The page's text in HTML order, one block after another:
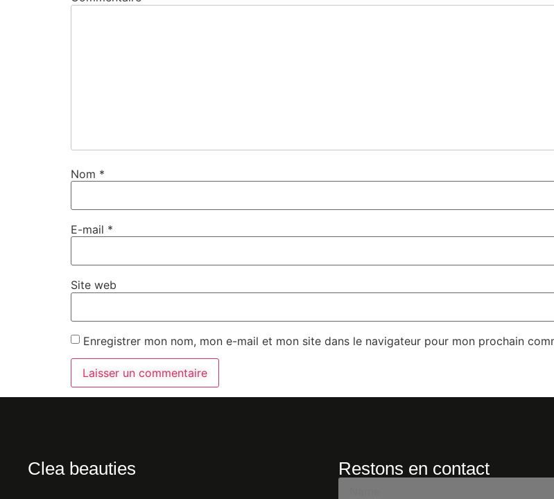
Nom *
E-mail *
Site web
Enregistrer mon nom, mon e-mail et mon site dans le navigateur pour mon prochain
Clea beauties Restons en contact